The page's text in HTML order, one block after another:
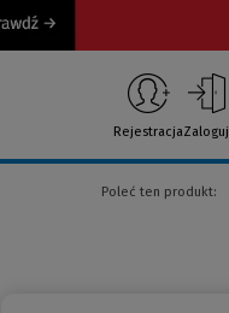
RejestracjaZaloguj
Poleć ten produkt: